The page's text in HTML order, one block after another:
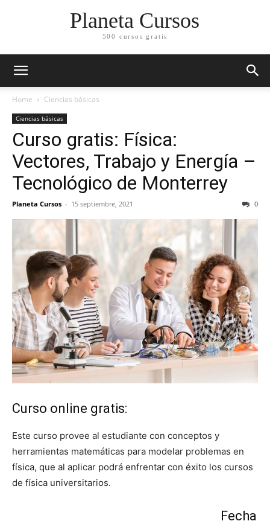
Planeta Cursos
500 cursos gratis
Home Ciencias básicas
Ciencias básicas
Curso gratis: Física:
Vectores, Trabajo y Energía –
Tecnológico de Monterrey
Planeta Cursos - 15 septiembre, 2021 0
Curso online gratis:
Este curso provee al estudiante con conceptos y
herramientas matemáticas para modelar problemas en
física, que al aplicar podrá enfrentar con éxito los cursos
de física universitarios.
Fecha